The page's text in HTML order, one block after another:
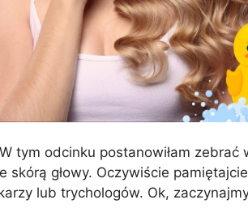
tym odcinku postanowiłam
skórą głowy. Oczywiście
lub trychologów. Ok,